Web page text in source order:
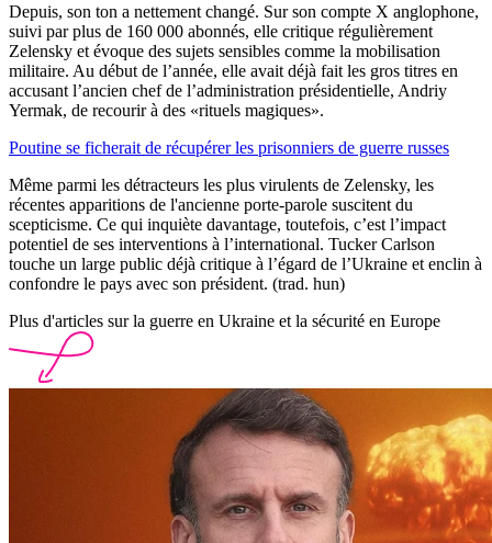
Depuis, son ton a nettement changé. Sur son compte X anglophone,
suivi par plus de 160 000 abonnés, elle critique régulièrement
Zelensky et évoque des sujets sensibles comme la mobilisation
militaire. Au début de l’année, elle avait déjà fait les gros titres en
accusant l’ancien chef de l’administration présidentielle, Andriy
Yermak, de recourir à des «rituels magiques».
Poutine se ficherait de récupérer les prisonniers de guerre russes
Même parmi les détracteurs les plus virulents de Zelensky, les
récentes apparitions de l'ancienne porte-parole suscitent du
scepticisme. Ce qui inquiète davantage, toutefois, c’est l’impact
potentiel de ses interventions à l’international. Tucker Carlson
touche un large public déjà critique à l’égard de l’Ukraine et enclin à
confondre le pays avec son président. (trad. hun)
Plus d'articles sur la guerre en Ukraine et la sécurité en Europe